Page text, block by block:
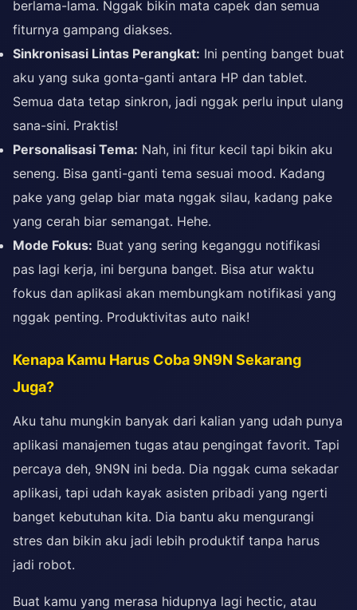
berlama-lama. Nggak bikin mata capek dan semua
fiturnya gampang diakses.
Sinkronisasi Lintas Perangkat: Ini penting banget buat
aku yang suka gonta-ganti antara HP dan tablet.
Semua data tetap sinkron, jadi nggak perlu input ulang
sana-sini. Praktis!
Personalisasi Tema: Nah, ini fitur kecil tapi bikin aku
seneng. Bisa ganti-ganti tema sesuai mood. Kadang
pake yang gelap biar mata nggak silau, kadang pake
yang cerah biar semangat. Hehe.
Mode Fokus: Buat yang sering keganggu notifikasi
pas lagi kerja, ini berguna banget. Bisa atur waktu
fokus dan aplikasi akan membungkam notifikasi yang
nggak penting. Produktivitas auto naik!
Kenapa Kamu Harus Coba 9N9N Sekarang
Juga?
Aku tahu mungkin banyak dari kalian yang udah punya
aplikasi manajemen tugas atau pengingat favorit. Tapi
percaya deh, 9N9N ini beda. Dia nggak cuma sekadar
aplikasi, tapi udah kayak asisten pribadi yang ngerti
banget kebutuhan kita. Dia bantu aku mengurangi
stres dan bikin aku jadi lebih produktif tanpa harus
jadi robot.
Buat kamu yang merasa hidupnya lagi hectic, atau